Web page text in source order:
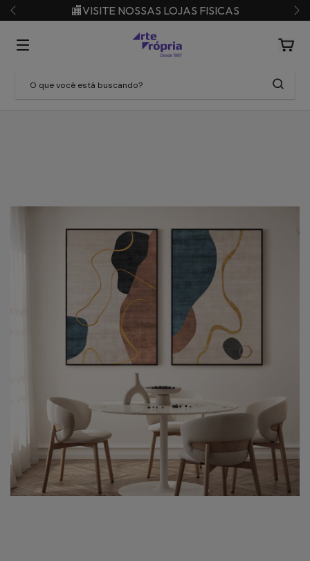
🏬VISITE NOSSAS LOJAS FISICAS